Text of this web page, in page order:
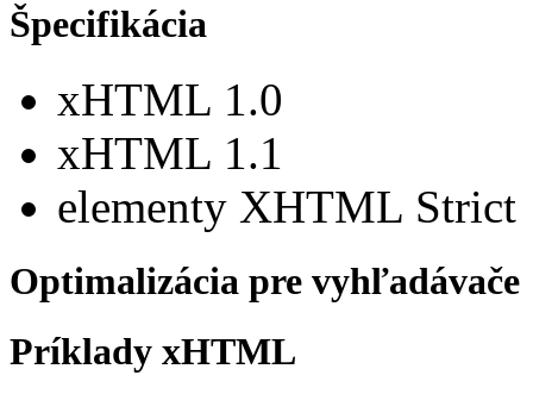
Špecifikácia
xHTML 1.0
xHTML 1.1
elementy XHTML Strict
Optimalizácia pre vyhľadávače
Príklady xHTML